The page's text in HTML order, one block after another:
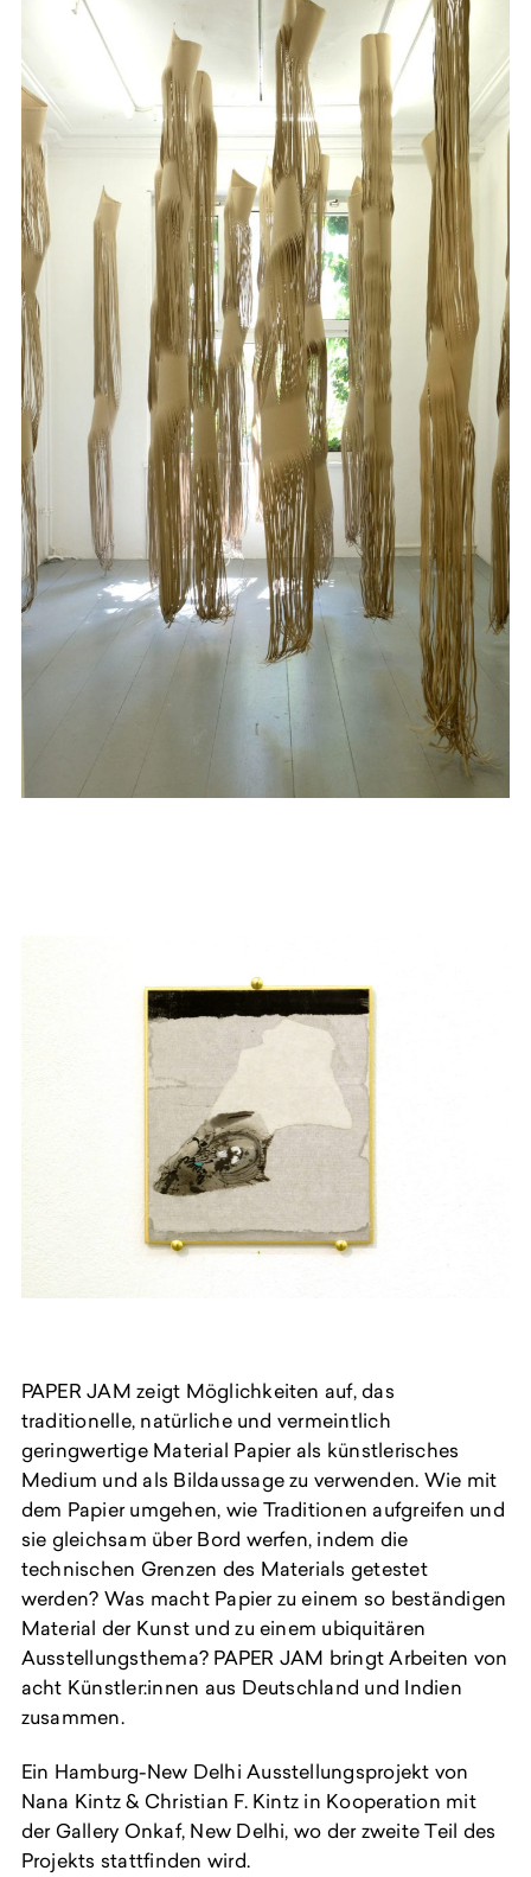
PAPER JAM zeigt Möglichkeiten auf, das
traditionelle, natürliche und vermeintlich
geringwertige Material Papier als künstlerisches
Medium und als Bildaussage zu verwenden. Wie mit
dem Papier umgehen, wie Traditionen aufgreifen und
sie gleichsam über Bord werfen, indem die
technischen Grenzen des Materials getestet
werden? Was macht Papier zu einem so beständigen
Material der Kunst und zu einem ubiquitären
Ausstellungsthema? PAPER JAM bringt Arbeiten von
acht Künstler:innen aus Deutschland und Indien
zusammen.
Ein Hamburg-New Delhi Ausstellungsprojekt von
Nana Kintz & Christian F. Kintz in Kooperation mit
der Gallery Onkaf, New Delhi, wo der zweite Teil des
Projekts stattfinden wird.